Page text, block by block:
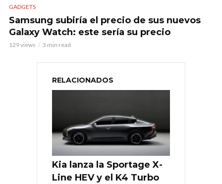
GADGETS
Samsung subiría el precio de sus nuevos
Galaxy Watch: este sería su precio
129 views 3 min read
RELACIONADOS
Kia lanza la Sportage X-
Line HEV y el K4 Turbo